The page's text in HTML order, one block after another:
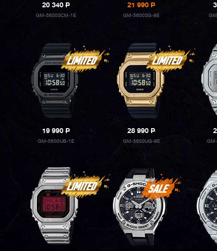
20 340P
GM-5600SCM-1E
21 990P
GM-5600SG-9E
19 990P
GM-5600UB-1E
28 990P
GM-5600UG-9E